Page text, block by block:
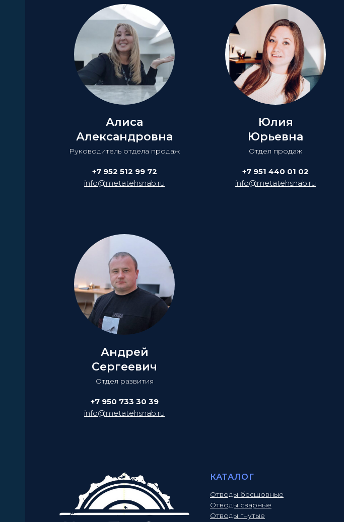
Алиса
Александровна
Руководитель отдела продаж
+7 952 512 99 72
info@metatehsnab.ru
Юлия
Юрьевна
Отдел продаж
+7 951 440 01 02
info@metatehsnab.ru
Андрей
Сергеевич
Отдел развития
+7 950 733 30 39
info@metatehsnab.ru
КАТАЛОГ
Отводы бесшовные
Отводы сварные
Отводы гнутые